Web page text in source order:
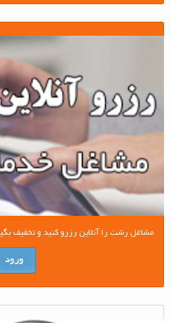
مشاغل رشت را آنلاین رزرو کنید و تخفیف بگیرید
ورود